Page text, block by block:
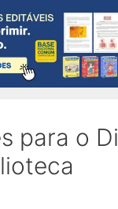
para o